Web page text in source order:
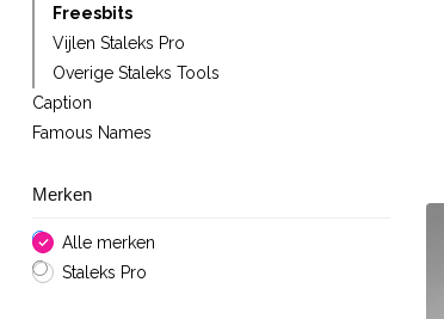
Freesbits
Vijlen Staleks Pro
Overige Staleks Tools
Caption
Famous Names
Merken
Alle merken
Staleks Pro